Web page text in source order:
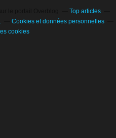
Top articles
Cookies et données personnelles
cookies